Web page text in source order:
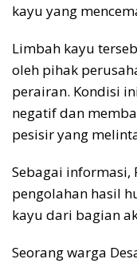
kayu yang
Limbah kayu
oleh pihak
perairan. Kondisi
negatif dan
pesisir yang
Sebagai informasi,
pengolahan hasil
kayu dari bagian
Seorang warga